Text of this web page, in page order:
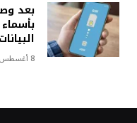
بعد
8 أغسطس، 2026